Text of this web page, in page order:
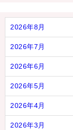
2026年8月
2026年7月
2026年6月
2026年5月
2026年4月
2026年3月